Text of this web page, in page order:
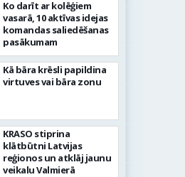
Ko darīt ar kolēģiem
vasarā, 10 aktīvas idejas
komandas saliedēšanas
pasākumam
Kā bāra krēsli papildina
virtuves vai bāra zonu
KRASO stiprina
klātbūtni Latvijas
reģionos un atklāj jaunu
veikalu Valmierā